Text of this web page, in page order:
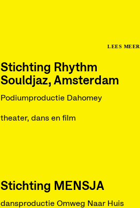
LEES MEER
Stichting Rhythm
Souldjaz, Amsterdam
Podiumproductie Dahomey
theater, dans en film
Stichting MENSJA
dansproductie Omweg Naar Huis